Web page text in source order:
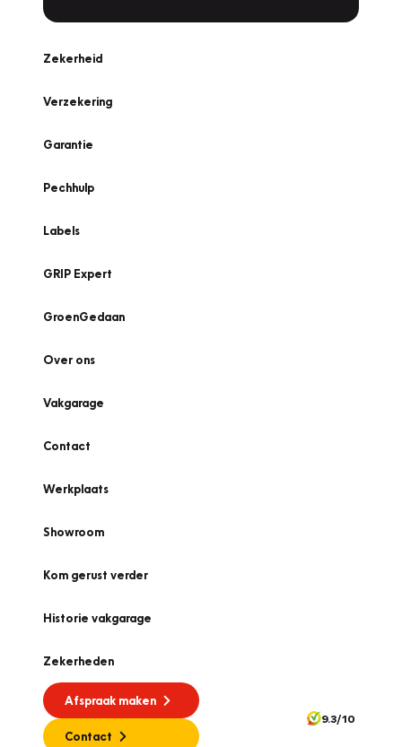
Zekerheid
Verzekering
Garantie
Pechhulp
Labels
GRIP Expert
GroenGedaan
Over ons
Vakgarage
Contact
Werkplaats
Showroom
Kom gerust verder
Historie vakgarage
Zekerheden
Afspraak maken
Contact
9.3/10